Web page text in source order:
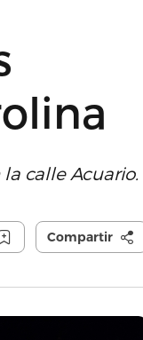
calle Acuario.
Compartir